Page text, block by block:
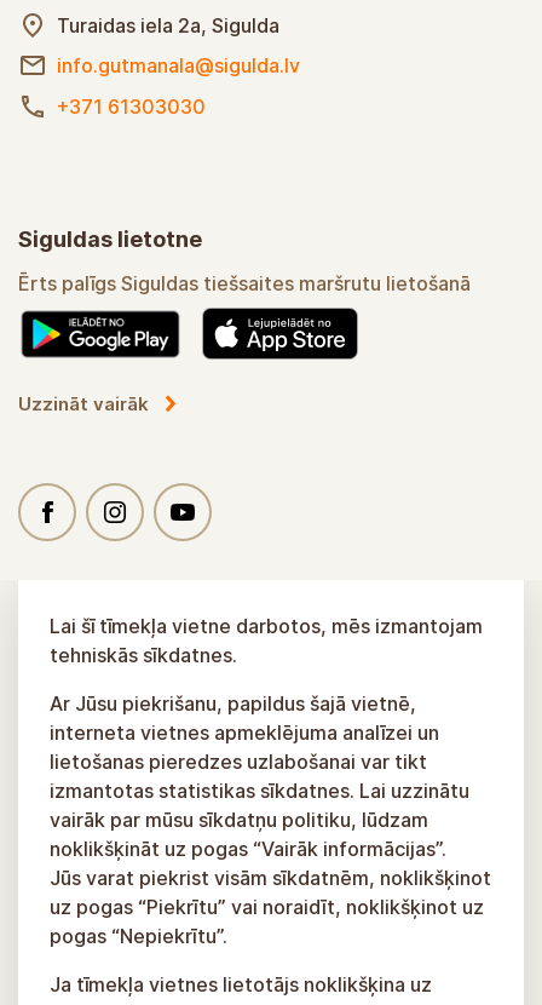
Turaidas iela 2a, Sigulda
info.gutmanala@sigulda.lv
+371 61303030
Siguldas lietotne
Ērts palīgs Siguldas tiešsaites maršrutu lietošanā
Uzzināt vairāk
Lai šī tīmekļa vietne darbotos, mēs izmantojam
tehniskās sīkdatnes.
Ar Jūsu piekrišanu, papildus šajā vietnē,
interneta vietnes apmeklējuma analīzei un
lietošanas pieredzes uzlabošanai var tikt
izmantotas statistikas sīkdatnes. Lai uzzinātu
vairāk par mūsu sīkdatņu politiku, lūdzam
noklikšķināt uz pogas “Vairāk informācijas”.
Jūs varat piekrist visām sīkdatnēm, noklikšķinot
uz pogas “Piekrītu” vai noraidīt, noklikšķinot uz
pogas “Nepiekrītu”.
Ja tīmekļa vietnes lietotājs noklikšķina uz